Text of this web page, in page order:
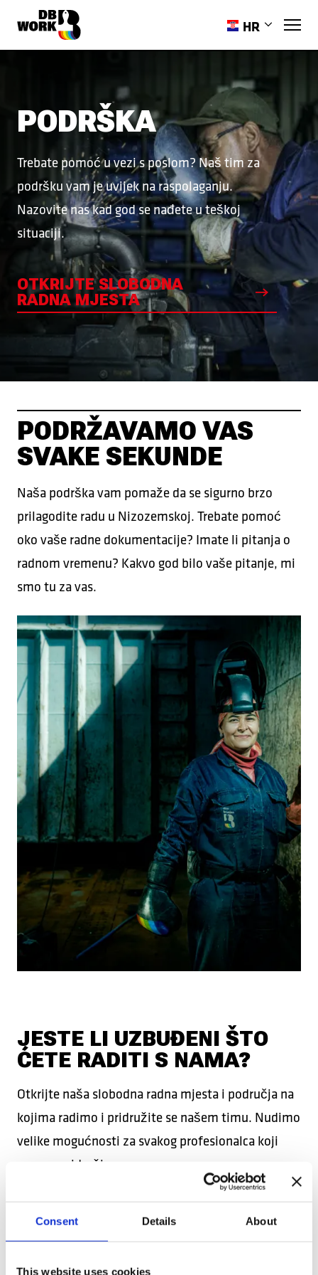
Consent Details About
This website uses cookies
HR
EN
PL
RO
ES
PT-PT
UK
PODRŠKA
Trebate pomoć u vezi s poslom? Naš tim za
podršku vam je uvijek na raspolaganju.
Nazovite nas kad god se nađete u teškoj
situaciji.
OTKRIJTE SLOBODNA
RADNA MJESTA
PODRŽAVAMO VAS
SVAKE SEKUNDE
Naša podrška vam pomaže da se sigurno brzo
prilagodite radu u Nizozemskoj. Trebate pomoć
oko vaše radne dokumentacije? Imate li pitanja o
radnom vremenu? Kakvo god bilo vaše pitanje, mi
smo tu za vas.
JESTE LI UZBUĐENI ŠTO
ĆETE RADITI S NAMA?
Otkrijte naša slobodna radna mjesta i područja na
kojima radimo i pridružite se našem timu. Nudimo
velike mogućnosti za svakog profesionalca koji
nam se pridruži.
MJESTA